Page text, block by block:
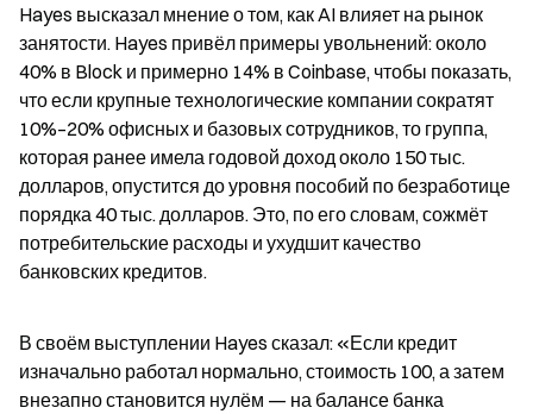
Hayes высказал мнение о том, как AI влияет на рынок
занятости. Hayes привёл примеры увольнений: около
40% в Block и примерно 14% в Coinbase, чтобы показать,
что если крупные технологические компании сократят
10%–20% офисных и базовых сотрудников, то группа,
которая ранее имела годовой доход около 150 тыс.
долларов, опустится до уровня пособий по безработице
порядка 40 тыс. долларов. Это, по его словам, сожмёт
потребительские расходы и ухудшит качество
банковских кредитов.
В своём выступлении Hayes сказал: «Если кредит
изначально работал нормально, стоимость 100, а затем
внезапно становится нулём — на балансе банка